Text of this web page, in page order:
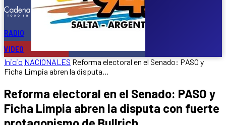
RADIO
VIDEO
InicioNACIONALESReforma electoral en el Senado: PASO y
Ficha Limpia abren la disputa...
Reforma electoral en el Senado: PASO y
Ficha Limpia abren la disputa con fuerte